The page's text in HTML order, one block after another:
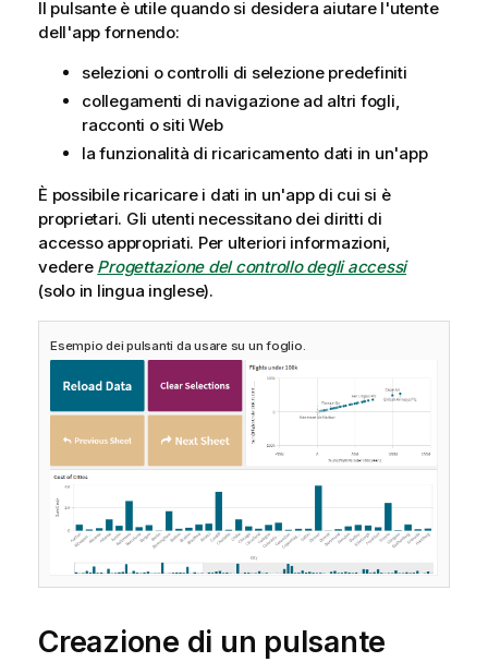
Il pulsante è utile quando si desidera aiutare l'utente
dell'app fornendo:
selezioni o controlli di selezione predefiniti
collegamenti di navigazione ad altri fogli,
racconti o siti Web
la funzionalità di ricaricamento dati in un'app
È possibile ricaricare i dati in un'app di cui si è
proprietari. Gli utenti necessitano dei diritti di
accesso appropriati. Per ulteriori informazioni,
vedere Progettazione del controllo degli accessi
(solo in lingua inglese).
Esempio dei pulsanti da usare su un foglio.
Creazione di un pulsante